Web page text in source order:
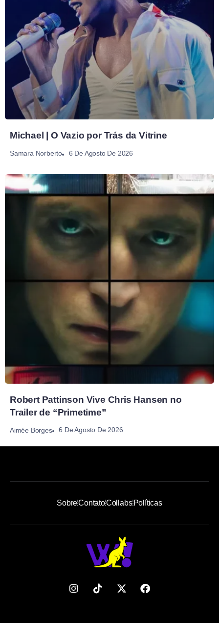
Michael | O Vazio por Trás da Vitrine
Samara Norberto 6 De Agosto De 2026
Robert Pattinson Vive Chris Hansen no
Trailer de “Primetime”
Aimée Borges 6 De Agosto De 2026
SobreContatoCollabsPolíticas